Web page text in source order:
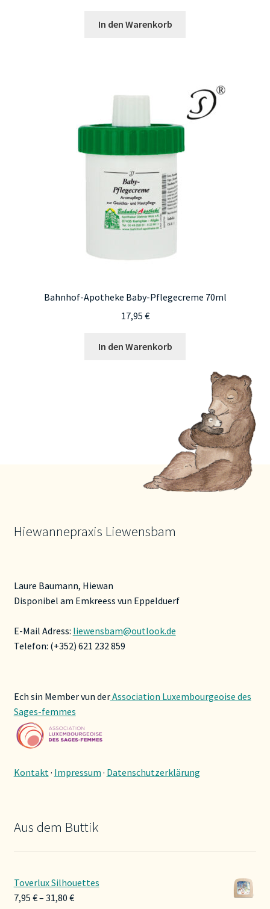
In den Warenkorb
Bahnhof-Apotheke Baby-Pflegecreme 70ml
17,95 €
In den Warenkorb
Hiewannepraxis Liewensbam
Laure Baumann, Hiewan
Disponibel am Emkreess vun Eppelduerf
E-Mail Adress: liewensbam@outlook.de
Telefon: (+352) 621 232 859
Ech sin Member vun derAssociation Luxembourgeoise des
Sages-femmes
Kontakt· Impressum · Datenschutzerklärung
Aus dem Buttik
Toverlux Silhouettes
7,95 €– 31,80 €Preisspanne: